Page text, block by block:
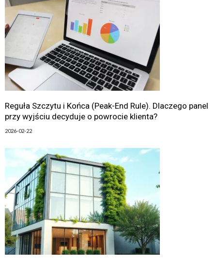
Reguła Szczytu i Końca (Peak-End Rule). Dlaczego panel
przy wyjściu decyduje o powrocie klienta?
2026-02-22